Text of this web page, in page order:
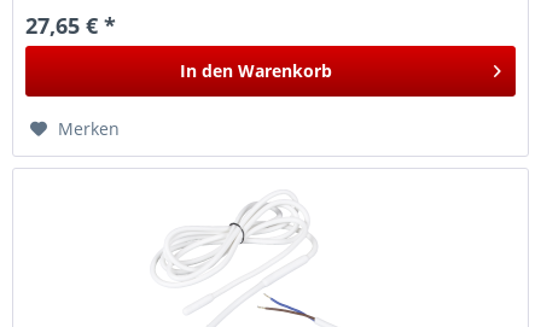
27,65 € *
In den Warenkorb
Merken